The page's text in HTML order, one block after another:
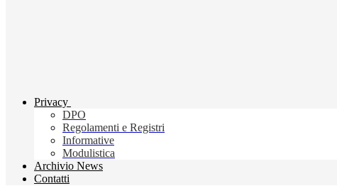
Privacy
DPO
Regolamenti e Registri
Informative
Modulistica
Archivio News
Contatti